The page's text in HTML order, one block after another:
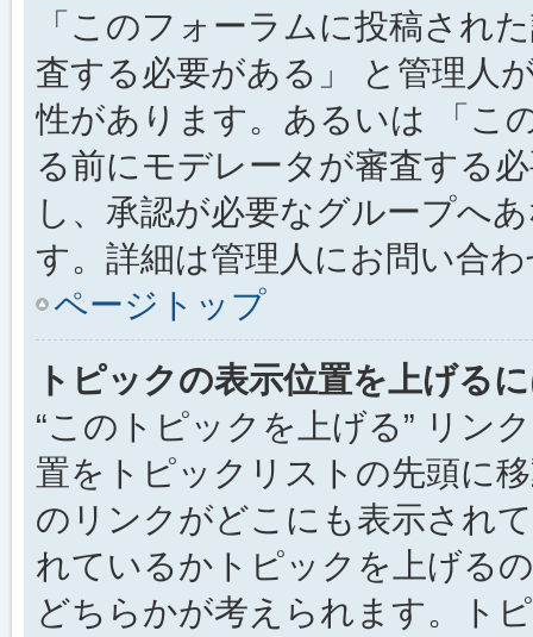
「このフォーラムに投稿され
査する必要がある」 と管理人
性があります。あるいは 「こ
る前にモデレータが審査する
し、承認が必要なグループへ
す。詳細は管理人にお問い合
ページトップ
トピックの表示位置を上げる
“このトピックを上げる” リン
置をトピックリストの先頭に
のリンクがどこにも表示され
れているかトピックを上げる
どちらかが考えられます。ト